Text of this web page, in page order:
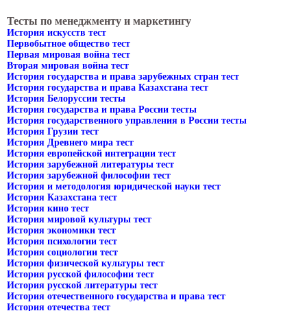
Тесты по менеджменту и маркетингу
История искусств тест
Первобытное общество тест
Первая мировая война тест
Вторая мировая война тест
История государства и права зарубежных стран тест
История государства и права Казахстана тест
История Белоруссии тесты
История государства и права России тесты
История государственного управления в России тесты
История Грузии тест
История Древнего мира тест
История европейской интеграции тест
История зарубежной литературы тест
История зарубежной философии тест
История и методология юридической науки тест
История Казахстана тест
История кино тест
История мировой культуры тест
История экономики тест
История психологии тест
История социологии тест
История физической культуры тест
История русской философии тест
История русской литературы тест
История отечественного государства и права тест
История отечества тест